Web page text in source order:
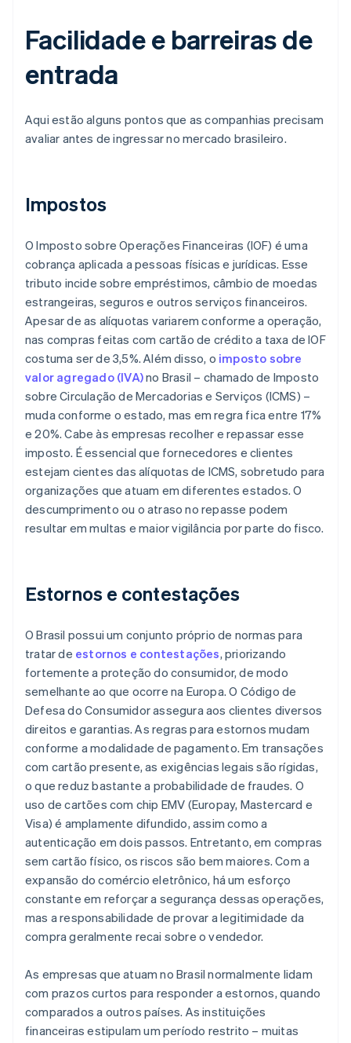
Facilidade e barreiras de
entrada
Aqui estão alguns pontos que as companhias precisam
avaliar antes de ingressar no mercado brasileiro.
Impostos
O Imposto sobre Operações Financeiras (IOF) é uma
cobrança aplicada a pessoas físicas e jurídicas. Esse
tributo incide sobre empréstimos, câmbio de moedas
estrangeiras, seguros e outros serviços financeiros.
Apesar de as alíquotas variarem conforme a operação,
nas compras feitas com cartão de crédito a taxa de IOF
costuma ser de 3,5%. Além disso, o imposto sobre
valor agregado (IVA)no Brasil – chamado de Imposto
sobre Circulação de Mercadorias e Serviços (ICMS) –
muda conforme o estado, mas em regra fica entre 17%
e 20%. Cabe às empresas recolher e repassar esse
imposto. É essencial que fornecedores e clientes
estejam cientes das alíquotas de ICMS, sobretudo para
organizações que atuam em diferentes estados. O
descumprimento ou o atraso no repasse podem
resultar em multas e maior vigilância por parte do fisco.
Estornos e contestações
O Brasil possui um conjunto próprio de normas para
tratar de estornos e contestações, priorizando
fortemente a proteção do consumidor, de modo
semelhante ao que ocorre na Europa. O Código de
Defesa do Consumidor assegura aos clientes diversos
direitos e garantias. As regras para estornos mudam
conforme a modalidade de pagamento. Em transações
com cartão presente, as exigências legais são rígidas,
o que reduz bastante a probabilidade de fraudes. O
uso de cartões com chip EMV (Europay, Mastercard e
Visa) é amplamente difundido, assim como a
autenticação em dois passos. Entretanto, em compras
sem cartão físico, os riscos são bem maiores. Com a
expansão do comércio eletrônico, há um esforço
constante em reforçar a segurança dessas operações,
mas a responsabilidade de provar a legitimidade da
compra geralmente recai sobre o vendedor.
As empresas que atuam no Brasil normalmente lidam
com prazos curtos para responder a estornos, quando
comparados a outros países. As instituições
financeiras estipulam um período restrito – muitas